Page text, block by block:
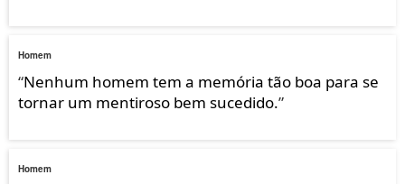
Homem
“Nenhum homem tem a memória tão boa para se
tornar um mentiroso bem sucedido.”
Homem